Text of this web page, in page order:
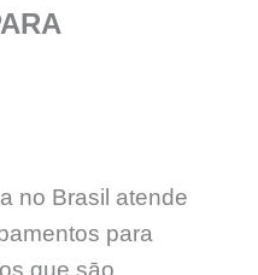
no Brasil atende
para
que sāo